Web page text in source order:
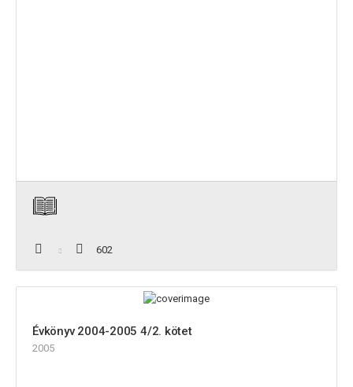
602
Évkönyv 2004-2005 4/2. kötet
2005